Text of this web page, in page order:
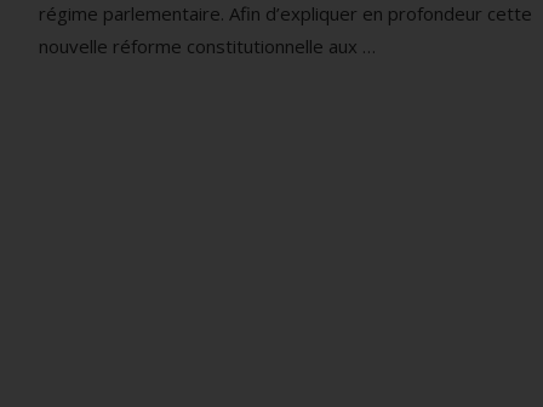
régime parlementaire. Afin d’expliquer en profondeur cette
nouvelle réforme constitutionnelle aux …